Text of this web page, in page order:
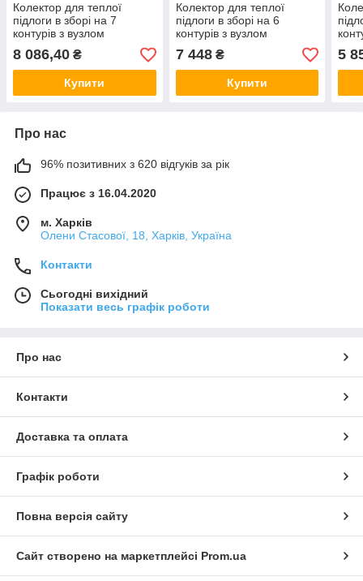
Колектор для теплої
підлоги в зборі на 7
контурів з вузлом
нижнього підключення
(латунний), «DJOUL»
Туреччина
8 086,40 ₴
Купити
Колектор для теплої
підлоги в зборі на 6
контурів з вузлом
нижнього підключення
(латунний), «DJOUL»
Туреччина
7 448₴
Купити
5
Про нас
96% позитивних з 620 відгуків за рік
Працює з 16.04.2020
м. Харків
Олени Стасової, 18, Харків, Україна
Контакти
Сьогодні вихідний
Показати весь графік роботи
Про нас
Контакти
Доставка та оплата
Графік роботи
Повна версія сайту
Сайт створено на маркетплейсі Prom.ua